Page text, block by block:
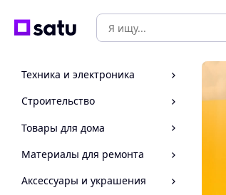
Техника и электроника
Строительство
Товары для дома
Материалы для ремонта
Аксессуары и украшения